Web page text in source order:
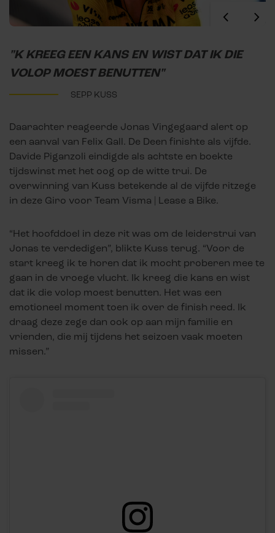
"K KREEG EEN KANS EN WIST DAT IK DIE
VOLOP MOEST BENUTTEN"
SEPP KUSS
Daarachter reageerde Jonas Vingegaard alert op
een aanval van Felix Gall. De Deen finishte als vijfde.
Davide Piganzoli eindigde als achtste en boekte
tijdswinst met het oog op de witte trui. De
overwinning van Kuss betekende al de vijfde ritzege
in deze Giro voor Team Visma | Lease a Bike.
“Het hoofddoel in deze rit was om de leiderstrui van
Jonas te verdedigen”, blikte Kuss terug. “Voor de
start kreeg ik te horen dat ik mocht proberen mee te
gaan in de vroege vlucht. Ik kreeg die kans en wist
dat ik die volop moest benutten. Het was een
emotioneel moment toen ik over de finish reed. Ik
draag deze zege dan ook op aan mijn familie en
vrienden, die mij tijdens het seizoen vaak moeten
missen.”